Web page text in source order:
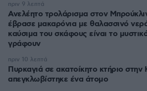
Ανελέητο τρολάρισμα στον
έβρασε μακαρόνια με θαλασσινό
καύσιμα του σκάφους είναι το
γράφουν
πριν 9 λεπτά
Πυρκαγιά σε ακατοίκητο κτήριο
απεγκλωβίστηκε ένα άτομο
πριν 10 λεπτά